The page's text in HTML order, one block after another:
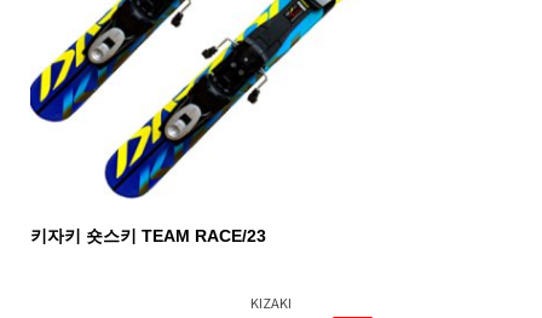
키자키 숏스키 TEAM RACE/23
KIZAKI